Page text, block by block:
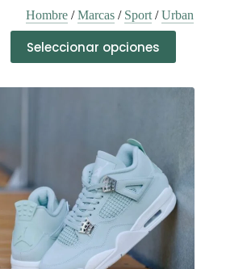
Hombre/Marcas/ Sport/Urban
Seleccionar opciones
producto
tiene
pueden
elegir
en
la
página
de
producto